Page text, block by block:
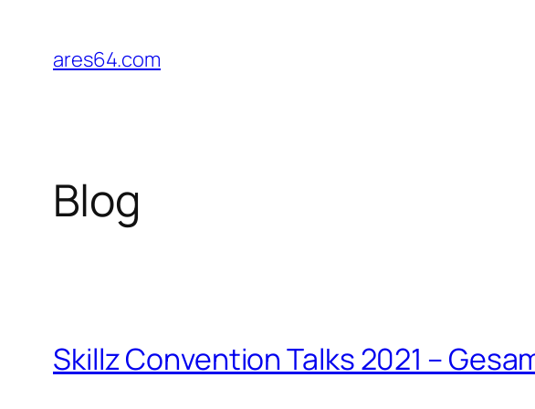
Inhalt
springen
ares64.com
Blog
Skillz Convention Talks 2021 –